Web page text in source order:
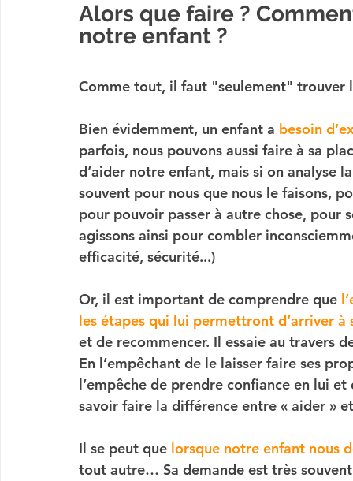
Alors que faire ?
notre enfant ?
Comme tout, il faut "seulement" trouver
Bien évidemment, un enfant a besoin
parfois, nous pouvons aussi faire à sa
d’aider notre enfant, mais si on analyse
souvent pour nous que nous le faisons,
pour pouvoir passer à autre chose,
agissons ainsi pour combler
efficacité, sécurité...)
Or, il est important de comprendre que
les étapes qui lui permettront d’arriver à
et de recommencer. Il essaie au travers
En l’empêchant de le laisser faire ses
l’empêche de prendre confiance en lui
savoir faire la différence entre « aider »
Il se peut que lorsque notre enfant nous
tout autre… Sa demande est très